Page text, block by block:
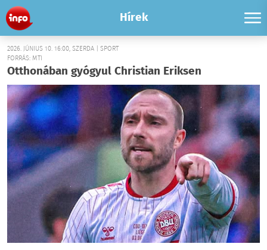
Hírek
2026. JÚNIUS 10. 16:00, SZERDA | SPORT
FORRÁS: MTI
Otthonában gyógyul Christian Eriksen